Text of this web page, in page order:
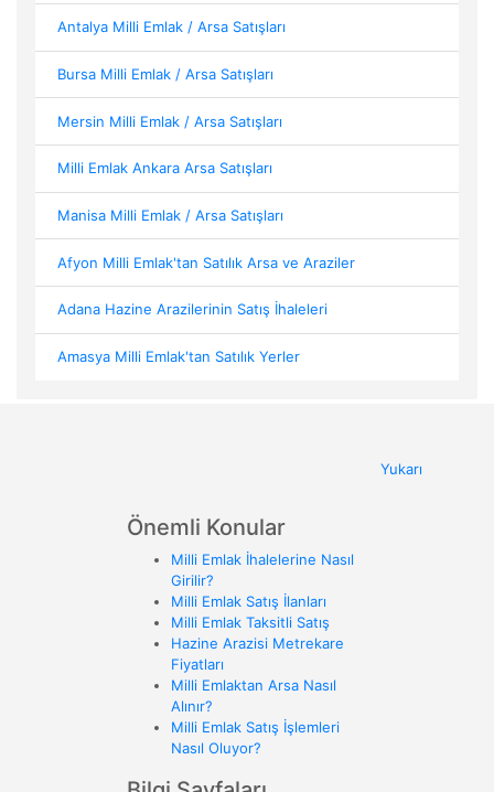
Antalya Milli Emlak / Arsa Satışları
Bursa Milli Emlak / Arsa Satışları
Mersin Milli Emlak / Arsa Satışları
Milli Emlak Ankara Arsa Satışları
Manisa Milli Emlak / Arsa Satışları
Afyon Milli Emlak'tan Satılık Arsa ve Araziler
Adana Hazine Arazilerinin Satış İhaleleri
Amasya Milli Emlak'tan Satılık Yerler
Yukarı
Önemli Konular
Milli Emlak İhalelerine Nasıl
Girilir?
Milli Emlak Satış İlanları
Milli Emlak Taksitli Satış
Hazine Arazisi Metrekare
Fiyatları
Milli Emlaktan Arsa Nasıl
Alınır?
Milli Emlak Satış İşlemleri
Nasıl Oluyor?